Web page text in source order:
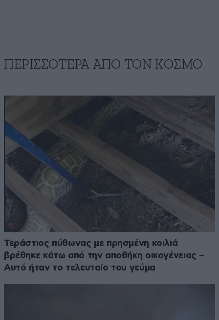
ΠΕΡΙΣΣΟΤΕΡΑ ΑΠΟ ΤΟΝ ΚΟΣΜΟ
Τεράστιος πύθωνας με πρησμένη κοιλιά
βρέθηκε κάτω από την αποθήκη οικογένειας –
Αυτό ήταν το τελευταίο του γεύμα